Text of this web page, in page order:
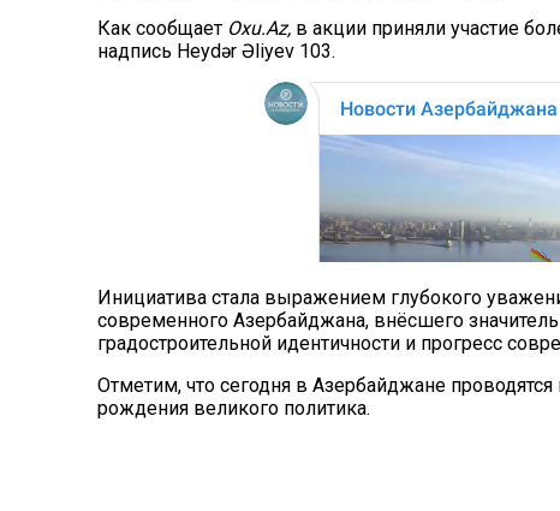
Как сообщает Oxu.Az,в акции приняли участие
надпись Heydər Əliyev 103.
Инициатива стала выражением глубокого
современного Азербайджана, внёсшего
градостроительной идентичности и прогресс
Отметим, что сегодня в Азербайджане
рождения великого политика.